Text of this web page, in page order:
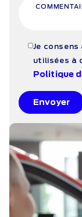
Je
utilisées à
Politique
Envoyer